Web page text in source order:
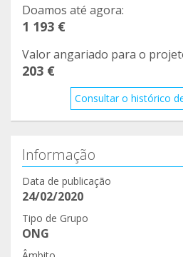
Doamos até agora:
1 193 €
Valor angariado para o
203 €
Consultar o histórico
Informação
Data de publicação
24/02/2020
Tipo de Grupo
ONG